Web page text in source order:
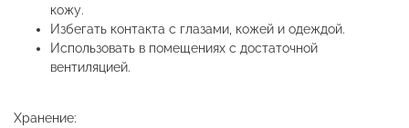
кожу.
Избегать контакта с глазами, кожей и одеждой.
Использовать в помещениях с достаточной
вентиляцией.
Хранение: